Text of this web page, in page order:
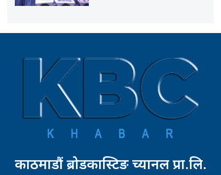
काठमाडौं ब्रोडकास्टिङ च्यानल प्रा.लि.